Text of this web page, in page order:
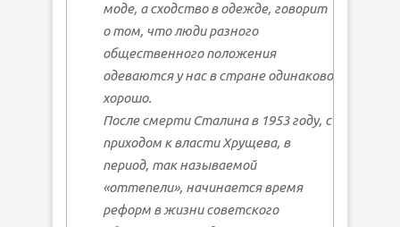
моде, а сходство в одежде, говорит
о том, что люди разного
общественного положения
одеваются у нас в стране одинаково
хорошо.
После смерти Сталина в 1953 году, с
приходом к власти Хрущева, в
период, так называемой
«оттепели», начинается время
реформ в жизни советского